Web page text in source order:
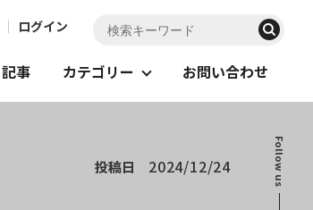
ログイン
記事 カテゴリー お問い合わせ
投稿日 2024/12/24 Follow us